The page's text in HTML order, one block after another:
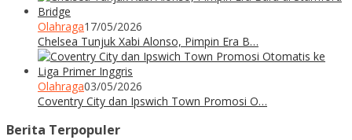
Olahraga17/05/2026
Chelsea Tunjuk Xabi Alonso, Pimpin Era B…
Olahraga03/05/2026
Coventry City dan Ipswich Town Promosi O…
Berita Terpopuler